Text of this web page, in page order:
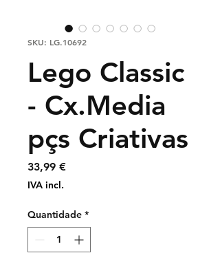
SKU: LG.10692
Lego Classic
- Cx.Media
pçs Criativas
33,99 €Preço
IVA incl.
Quantidade *